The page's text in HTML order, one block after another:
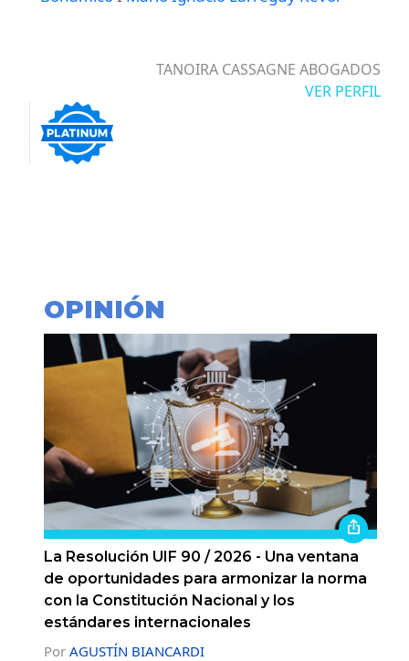
TANOIRA CASSAGNE ABOGADOS
VER PERFIL
OPINIÓN
La Resolución UIF 90 / 2026 - Una ventana
de oportunidades para armonizar la norma
con la Constitución Nacional y los
estándares internacionales
Por AGUSTÍN BIANCARDI